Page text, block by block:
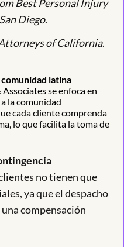
Best Personal Injury
Diego.
of California.
latina
se enfoca en
la comunidad
cada cliente comprenda
lo que facilita la toma de
no tienen que
ya que el despacho
compensación